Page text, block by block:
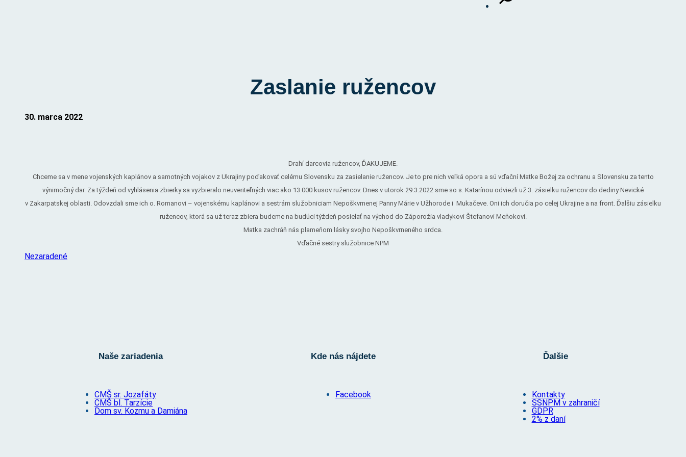
Zaslanie ružencov
30. marca 2022
Drahí darcovia ružencov, ĎAKUJEME.
Chceme sa v mene vojenských kaplánov a samotných vojakov z Ukrajiny poďakovať celému Slovensku za zasielanie ružencov. Je to pre nich veľká opora a sú vďační Matke Božej za ochranu a Slovensku za tento
výnimočný dar. Za týždeň od vyhlásenia zbierky sa vyzbieralo neuveriteľných viac ako 13.000 kusov ružencov. Dnes v utorok 29.3.2022 sme so s. Katarínou odviezli už 3. zásielku ružencov do dediny Nevické
v Zakarpatskej oblasti. Odovzdali sme ich o. Romanovi – vojenskému kaplánovi a sestrám služobniciam Nepoškvrnenej Panny Márie v Užhorode i Mukačeve. Oni ich doručia po celej Ukrajine a na front. Ďalšiu zásielku
ružencov, ktorá sa už teraz zbiera budeme na budúci týždeň posielať na východ do Záporožia vladykovi Štefanovi Meňokovi.
Matka zachráň nás plameňom lásky svojho Nepoškvrneného srdca.
Vďačné sestry služobnice NPM
Nezaradené
Naše zariadenia
CMŠ sr. Jozafáty
CMŠ bl. Tarzície
Dom sv. Kozmu a Damiána
Kde nás nájdete
Facebook
Ďalšie
Kontakty
SSNPM v zahraničí
GDPR
2% z daní